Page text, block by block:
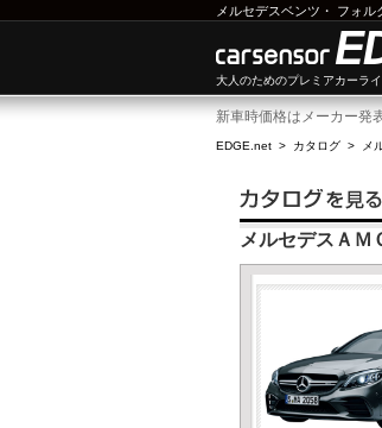
メルセデスベンツ ・ フォル
大人のためのプレミアカーラ
新車時価格はメーカー発
EDGE.net > カタログ > メ
メルセデスＡＭ